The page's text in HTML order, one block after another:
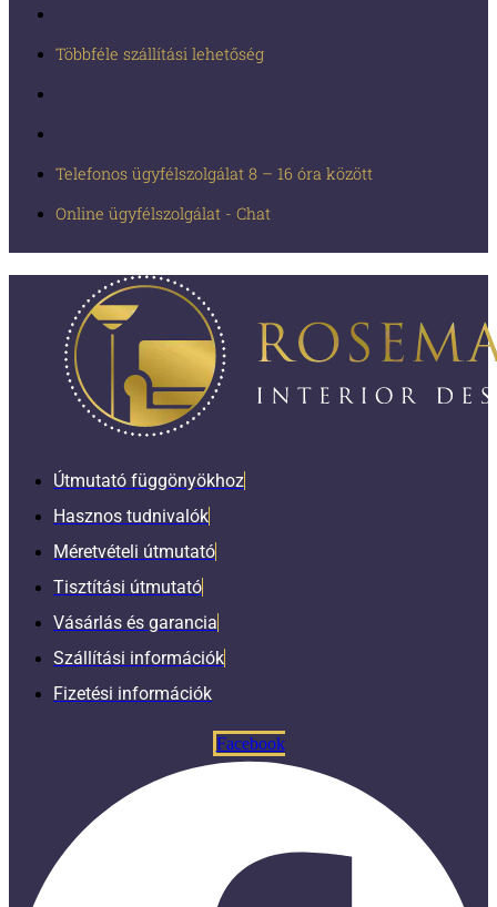
Többféle szállítási lehetőség
Telefonos ügyfélszolgálat 8 – 16 óra között
Online ügyfélszolgálat - Chat
Útmutató függönyökhoz
Hasznos tudnivalók
Méretvételi útmutató
Tisztítási útmutató
Vásárlás és garancia
Szállítási információk
Fizetési információk
Facebook